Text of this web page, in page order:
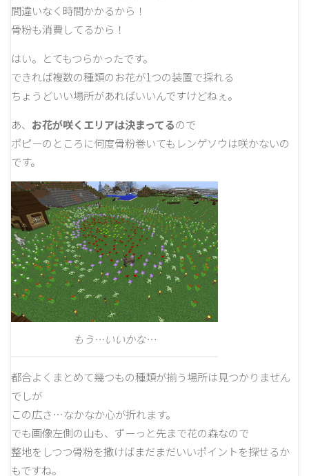
間違いなく時間かかるから！
骨粉も消費してるから！
はい。とてもつらかったです。
できれば複数の種類のお花が1つの装置で採れる
ちょうどいい場所があればいいんですけどねぇ。
あ、 お花が咲くエリアは決まってるので
ポピーのところに何度骨粉巻いてもレンゲソウは咲かないの
です。
もう…いいかな…
都合よくまとめて幾つもの種類が揃う場所は見つかりません
でしが
この広さ…なかなか心が折れます。
でも画像左側の山も、ずーっと先まで花の森なので
整地をしつつ骨粉を撒けばまだまだいいポイントを探せるか
もですね。